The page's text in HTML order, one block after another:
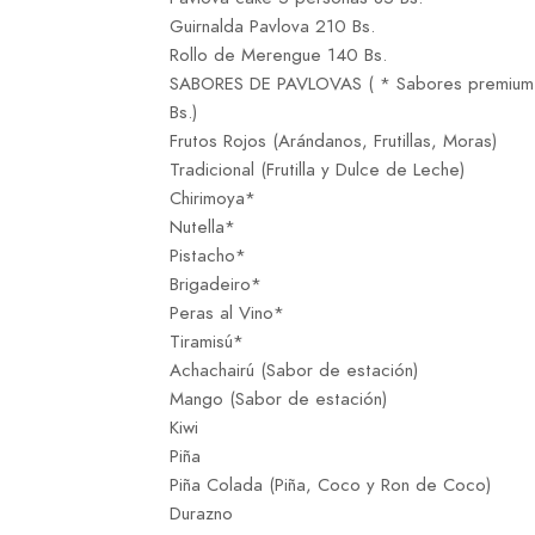
Guirnalda Pavlova 210 Bs.
Rollo de Merengue 140 Bs.
SABORES DE PAVLOVAS ( * Sabores
Bs.)
Frutos Rojos (Arándanos, Frutillas, Moras)
Tradicional (Frutilla y Dulce de Leche)
Chirimoya*
Nutella*
Pistacho*
Brigadeiro*
Peras al Vino*
Tiramisú*
Achachairú (Sabor de estación)
Mango (Sabor de estación)
Kiwi
Piña
Piña Colada (Piña, Coco y Ron de Coco)
Durazno